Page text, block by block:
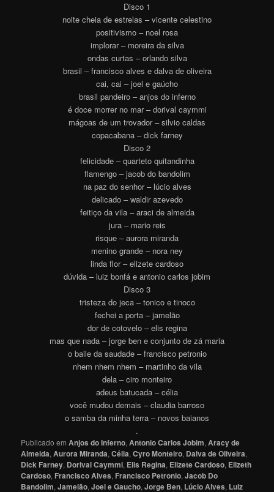
Disco 1
noite cheia de estrelas – vicente celestino
positivismo – noel rosa
implorar – moreira da silva
ondas curtas – orlando silva
brasil – francisco alves e dalva de oliveira
cai, cai – joel e gaúcho
brasil pandeiro – anjos do inferno
é doce morrer no mar – dorival caymmi
mágoas de um trovador – silvio caldas
copacabana – dick farney
Disco 2
felicidade – quarteto quitandinha
flamengo – jacob do bandolim
na paz do senhor – lúcio alves
delicado – waldir azevedo
feitiço da vila – araci de almeida
jura – mario reis
risque – aurora miranda
menino grande – nora ney
linda flor – elizete cardoso
dúvida – luiz bonfá e antonio carlos jobim
Disco 3
tristeza do jeca – tonico e tinoco
fechei a porta – jamelão
dor de cotovelo – elis regina
mas que nada – jorge ben e conjunto de zá maria
o baile da saudade – francisco petronio
nhem nhem nhem – martinho da vila
dela – ciro monteiro
adeus batucada – célia
você mudou demais – claudia barroso
o samba da minha terra – novos baianos
.
Publicado em Anjos do Inferno,Antonio Carlos Jobim,Aracy de
Almeida,Aurora Miranda,Célia,Cyro Monteiro, Dalva de Oliveira,
Dick Farney, Dorival Caymmi, Elis Regina, Elizete Cardoso, Elizeth
Cardoso, Francisco Alves, Francisco Petronio,Jacob Do
Bandolim,Jamelão,Joel e Gaucho,Jorge Ben, Lúcio Alves, Luiz